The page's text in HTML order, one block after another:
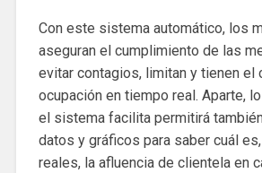
Con este sistema automático, los
aseguran el cumplimiento de las
evitar contagios, limitan y tienen el
ocupación en tiempo real. Aparte,
el sistema facilita permitirá
datos y gráficos para saber cuál
reales, la afluencia de clientela en